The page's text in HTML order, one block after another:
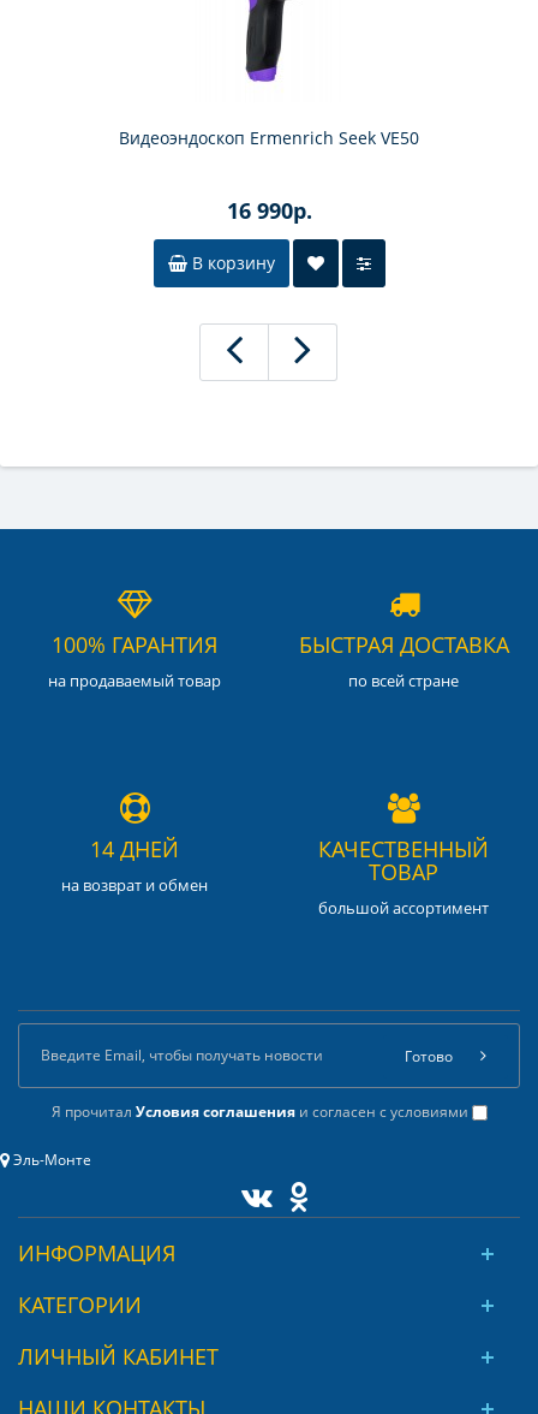
Видеоэндоскоп Ermenrich Seek VE50
16 990р.
В корзину
100% ГАРАНТИЯ
на продаваемый товар
БЫСТРАЯ ДОСТАВКА
по всей стране
14 ДНЕЙ
на возврат и обмен
КАЧЕСТВЕННЫЙ
ТОВАР
большой ассортимент
Я прочитал Условия соглашенияи согласен с условиями
Готово
Эль-Монте
ИНФОРМАЦИЯ
КАТЕГОРИИ
ЛИЧНЫЙ КАБИНЕТ
НАШИ КОНТАКТЫ